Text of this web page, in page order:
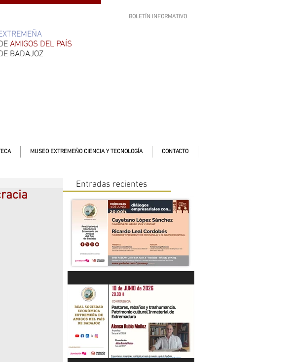
AMIGOS DEL PAÍS
BADAJOZ
BOLETÍN INFORMATIVO
MUSEO EXTREMEÑO CIENCIA Y TECNOLOGÍA CONTACTO
Entradas recientes
“DIÁLOGOS EMPRESARIALES CON...”
Cayetano López Sánchez y Ricardo
Leal Cordobés 03/06/26